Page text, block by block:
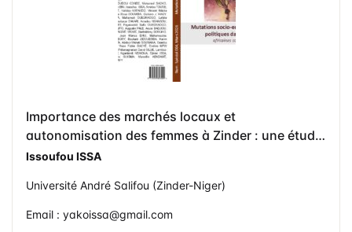
Importance des marchés locaux et
autonomisation des femmes à Zinder : une étude
de cas de « Titin yan Jagwal »
Issoufou ISSA
Université André Salifou (Zinder-Niger)
Email : yakoissa@gmail.com